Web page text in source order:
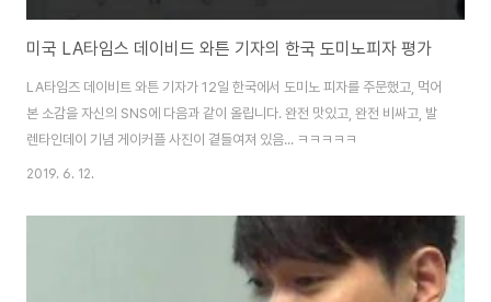
미국 LA타임스 데이비드 와튼 기자의 한국 도미노피자 평가
LA타임즈 데이비트 와튼 기자가 12일 한국에서 도미노 피자를 주문했고, 먹어
본 소감을 자신의 SNS에 다음과 같이 올립니다. 완전 맛있고, 완전 비싸고, 발
렌타인데이 기념 게이커플 사진이 곁들여져 있음... ㅋㅋㅋㅋㅋ
2019. 6. 12.